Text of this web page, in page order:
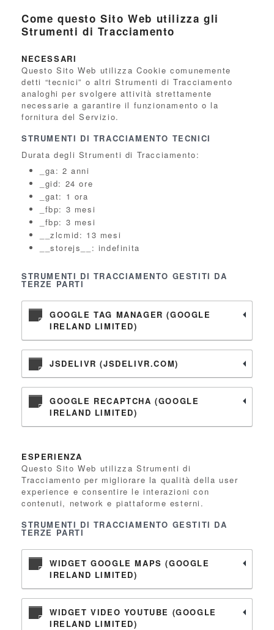
Come questo Sito Web utilizza gli
Strumenti di Tracciamento
NECESSARI
Questo Sito Web utilizza Cookie comunemente
detti “tecnici” o altri Strumenti di Tracciamento
analoghi per svolgere attività strettamente
necessarie a garantire il funzionamento o la
fornitura del Servizio.
STRUMENTI DI TRACCIAMENTO TECNICI
Durata degli Strumenti di Tracciamento:
_ga: 2 anni
_gid: 24 ore
_gat: 1 ora
_fbp: 3 mesi
_fbp: 3 mesi
__zlcmid: 13 mesi
__storejs__: indefinita
STRUMENTI DI TRACCIAMENTO GESTITI DA
TERZE PARTI
GOOGLE TAG MANAGER (GOOGLE
IRELAND LIMITED)
JSDELIVR (JSDELIVR.COM)
GOOGLE RECAPTCHA (GOOGLE
IRELAND LIMITED)
ESPERIENZA
Questo Sito Web utilizza Strumenti di
Tracciamento per migliorare la qualità della user
experience e consentire le interazioni con
contenuti, network e piattaforme esterni.
STRUMENTI DI TRACCIAMENTO GESTITI DA
TERZE PARTI
WIDGET GOOGLE MAPS (GOOGLE
IRELAND LIMITED)
WIDGET VIDEO YOUTUBE (GOOGLE
IRELAND LIMITED)